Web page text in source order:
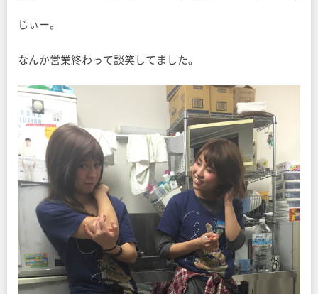
じぃー。
なんか営業終わって談笑してました。